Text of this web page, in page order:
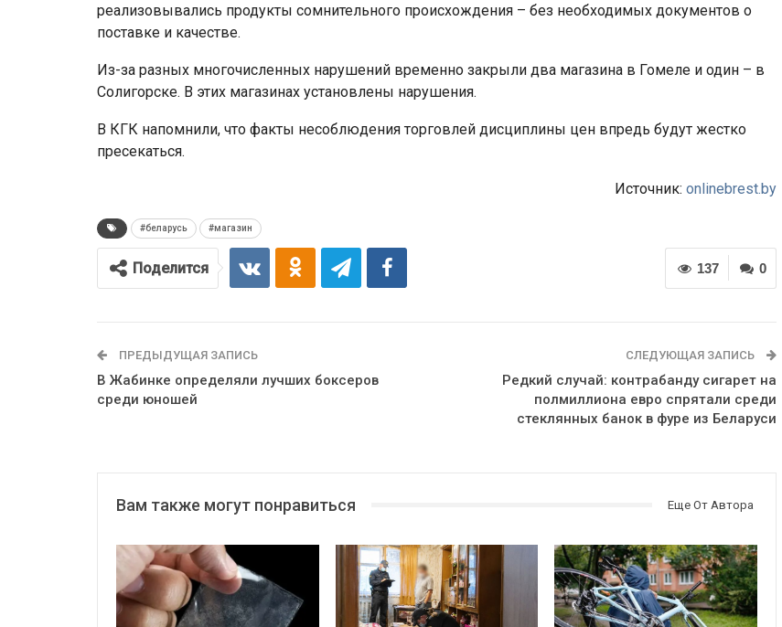
реализовывались продукты сомнительного происхождения – без необходимых документов о
поставке и качестве.
Из-за разных многочисленных нарушений временно закрыли два магазина в Гомеле и один – в
Солигорске. В этих магазинах установлены нарушения.
В КГК напомнили, что факты несоблюдения торговлей дисциплины цен впредь будут жестко
пресекаться.
Источник: onlinebrest.by
#беларусь #магазин
0
137
Поделится
ПРЕДЫДУЩАЯ ЗАПИСЬ
В Жабинке определяли лучших боксеров
среди юношей
СЛЕДУЮЩАЯ ЗАПИСЬ
Редкий случай: контрабанду сигарет на
полмиллиона евро спрятали среди
стеклянных банок в фуре из Беларуси
Вам также могут понравиться Еще От Автора